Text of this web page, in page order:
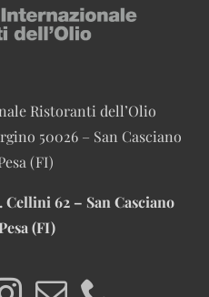
Ristoranti dell’Olio
50026 – San Casciano
(FI)
Cellini 62 – San Casciano
(FI)